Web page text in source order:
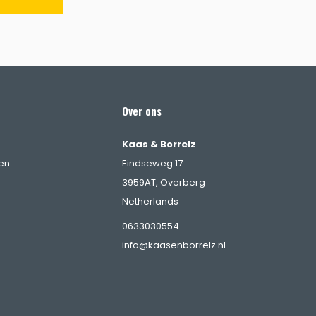
Over ons
Kaas & Borrelz
Eindseweg 17
3959AT, Overberg
Netherlands
0633030554
info@kaasenborrelz.nl